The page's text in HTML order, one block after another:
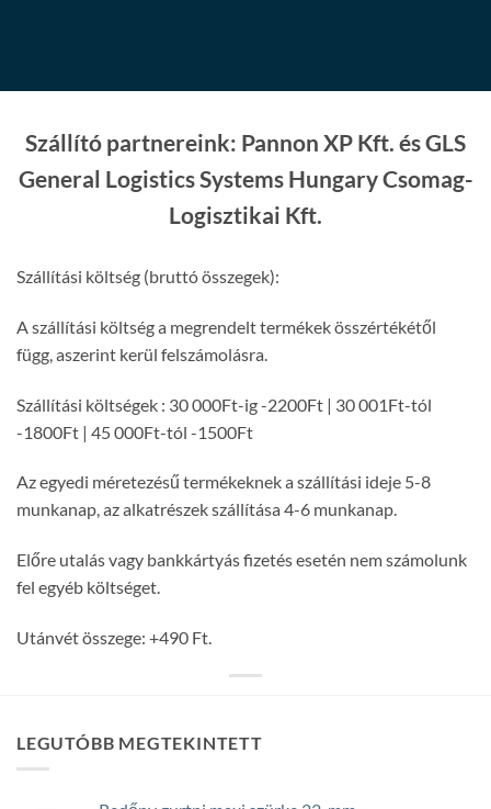
Szállító partnereink: Pannon XP Kft. és GLS
General Logistics Systems Hungary Csomag-
Logisztikai Kft.
Szállítási költség (bruttó összegek):
A szállítási költség a megrendelt termékek összértékétől
függ, aszerint kerül felszámolásra.
Szállítási költségek : 30 000Ft-ig -2200Ft | 30 001Ft-tól
-1800Ft | 45 000Ft-tól -1500Ft
Az egyedi méretezésű termékeknek a szállítási ideje 5-8
munkanap, az alkatrészek szállítása 4-6 munkanap.
Előre utalás vagy bankkártyás fizetés esetén nem számolunk
fel egyéb költséget.
Utánvét összege: +490 Ft.
LEGUTÓBB MEGTEKINTETT